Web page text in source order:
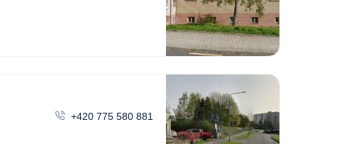
+420 775 580 881